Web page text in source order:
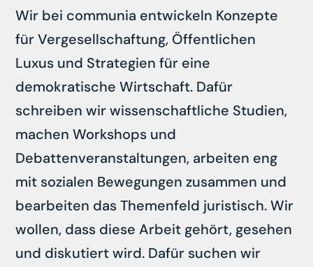
Wir bei communia entwickeln Konzepte
für Vergesellschaftung, Öffentlichen
Luxus und Strategien für eine
demokratische Wirtschaft. Dafür
schreiben wir wissenschaftliche Studien,
machen Workshops und
Debattenveranstaltungen, arbeiten eng
mit sozialen Bewegungen zusammen und
bearbeiten das Themenfeld juristisch. Wir
wollen, dass diese Arbeit gehört, gesehen
und diskutiert wird. Dafür suchen wir